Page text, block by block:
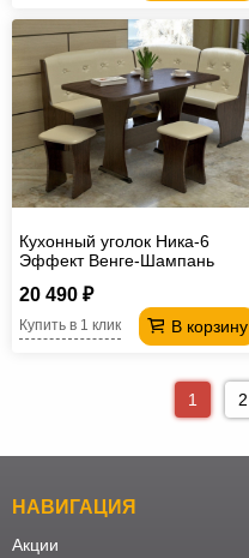
Кухонный уголок Ника-6
Эффект Венге-Шампань
20 490 ₽
В корзину
Купить в 1 клик
1 2
НАВИГАЦИЯ
Акции